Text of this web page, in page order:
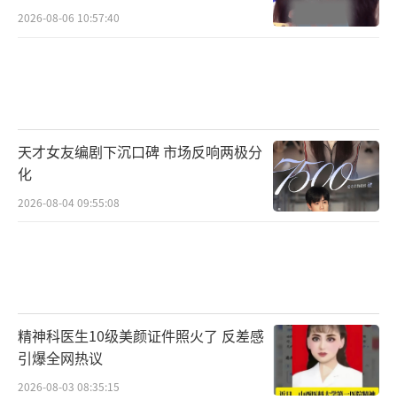
2026-08-06 10:57:40
天才女友编剧下沉口碑 市场反响两极分
化
2026-08-04 09:55:08
精神科医生10级美颜证件照火了 反差感
引爆全网热议
2026-08-03 08:35:15